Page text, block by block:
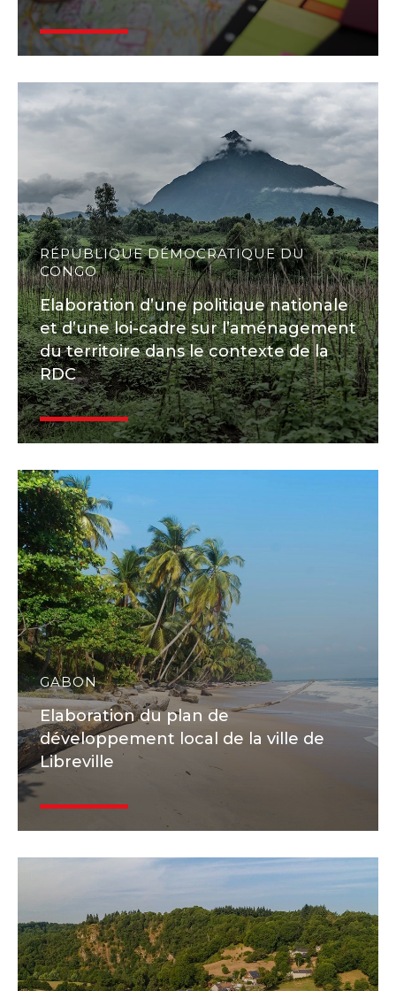
RÉPUBLIQUE DÉMOCRATIQUE DU
CONGO
Elaboration d’une politique nationale
et d’une loi-cadre sur l’aménagement
du territoire dans le contexte de la
RDC
GABON
Elaboration du plan de
développement local de la ville de
Libreville